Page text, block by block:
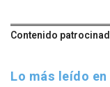
Contenido
Lo más leído